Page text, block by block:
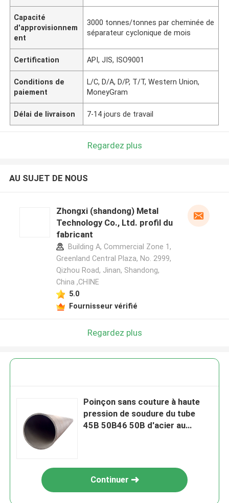
Capacité
d'approvisionnem
ent
3000 tonnes/tonnes par cheminée de
séparateur cyclonique de mois
Certification API, JIS, ISO9001
Conditions de
paiement
L/C, D/A, D/P, T/T, Western Union,
MoneyGram
Délai de livraison 7-14 jours de travail
Regardez plus
AU SUJET DE NOUS
Zhongxi (shandong) Metal
Technology Co., Ltd. profil du
fabricant
Building A, Commercial Zone 1,
Greenland Central Plaza, No. 2999,
Qizhou Road, Jinan, Shandong,
China ,CHINE
5.0
Fournisseur vérifié
Regardez plus
Poinçon sans couture à haute
pression de soudure du tube
45B 50B46 50B d'acier au
Continuer